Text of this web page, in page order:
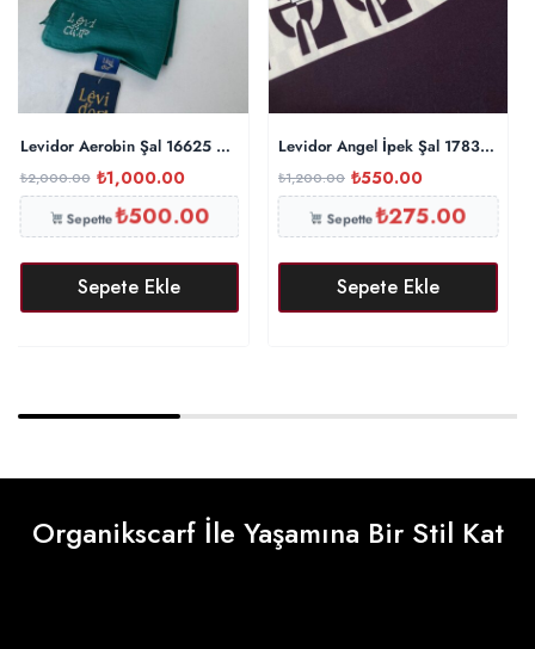
Levidor Aerobin Şal 16625 – Yeşil
₺2,000.00 ₺1,000.00
Sepette₺500.00
Sepete Ekle
Levidor Angel İpek Şal 17834 –
₺1,200.00 ₺550.00
Sepette₺275.00
Sepete Ekle
Organikscarf İle Yaşamına Bir Stil Kat